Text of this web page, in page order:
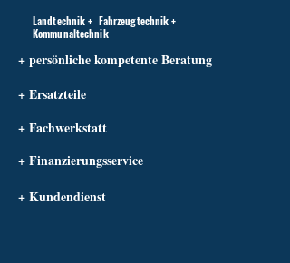
Landtechnik + Fahrzeugtechnik +
Kommunaltechnik
+ persönliche kompetente Beratung
+ Ersatzteile
+ Fachwerkstatt
+ Finanzierungsservice
+ Kundendienst